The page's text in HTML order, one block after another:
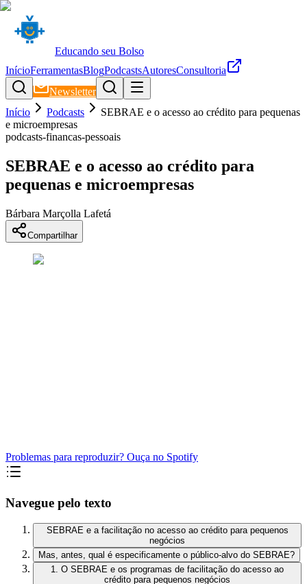
Educando seu Bolso
InícioFerramentasBlogPodcastsAutoresConsultoria
Newsletter
Início
Podcasts
SEBRAE e o acesso ao crédito para pequenas
e microempresas
podcasts-financas-pessoais
SEBRAE e o acesso ao crédito para
pequenas e microempresas
Bárbara Marçolla Lafetá
Compartilhar
Problemas para reproduzir? Ouça no Spotify
Navegue pelo texto
SEBRAE e a facilitação no acesso ao crédito para pequenos
negócios
Mas, antes, qual é especificamente o público-alvo do SEBRAE?
1. O SEBRAE e os programas de facilitação do acesso ao
crédito para pequenos negócios